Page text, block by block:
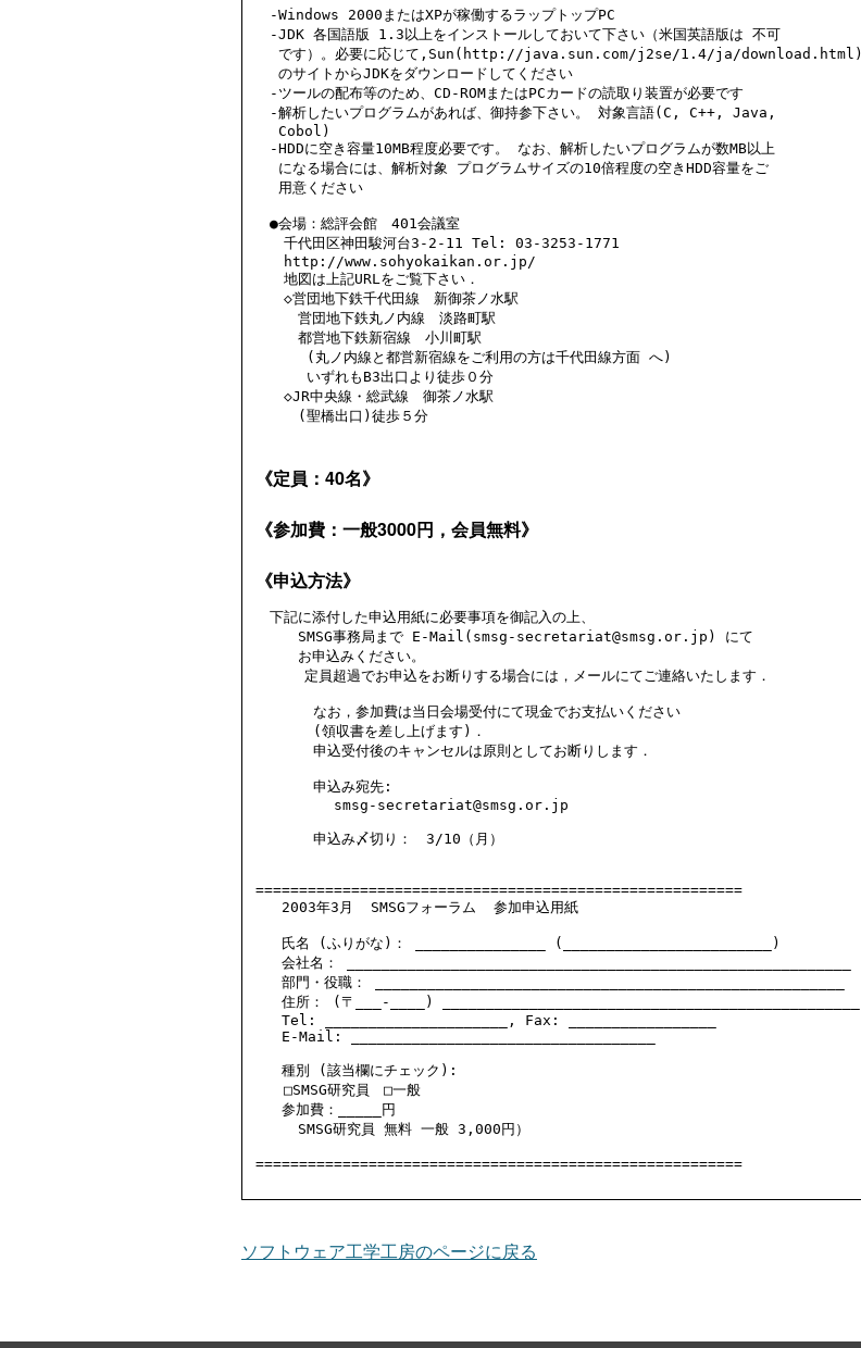
-Windows 2000またはXPが稼働するラップトップPC
-JDK 各国語版 1.3以上をインストールしておいて下さい（米国英語版は 不可
です）。必要に応じて,Sun(http://java.sun.com/j2se/1.4/ja/download.html)
のサイトからJDKをダウンロードしてください
-ツールの配布等のため、CD-ROMまたはPCカードの読取り装置が必要です
-解析したいプログラムがあれば、御持参下さい。 対象言語(C, C++, Java,
Cobol)
-HDDに空き容量10MB程度必要です。 なお、解析したいプログラムが数MB以上
になる場合には、解析対象 プログラムサイズの10倍程度の空きHDD容量をご
用意ください
●会場：総評会館　401会議室
千代田区神田駿河台3-2-11 Tel: 03-3253-1771
http://www.sohyokaikan.or.jp/
地図は上記URLをご覧下さい．
◇営団地下鉄千代田線　新御茶ノ水駅
営団地下鉄丸ノ内線　淡路町駅
都営地下鉄新宿線　小川町駅
(丸ノ内線と都営新宿線をご利用の方は千代田線方面 へ)
いずれもB3出口より徒歩０分
◇JR中央線・総武線　御茶ノ水駅
《定員：40名》
《参加費：一般3000円，会員無料》
《申込方法》
下記に添付した申込用紙に必要事項を御記入の上、
SMSG事務局まで E-Mail(smsg-secretariat@smsg.or.jp) にて
お申込みください。
定員超過でお申込をお断りする場合には，メールにてご連絡いたします．
なお，参加費は当日会場受付にて現金でお支払いください
(領収書を差し上げます)．
申込受付後のキャンセルは原則としてお断りします．
申込み宛先:
         smsg-secretariat@smsg.or.jp
申込み〆切り：　3/10（月）
========================================================
   2003年3月  SMSGフォーラム  参加申込用紙
   氏名 (ふりがな)： _______________ (________________________)
   会社名： __________________________________________________________
   部門・役職： ______________________________________________________
   住所： (〒___-____) ________________________________________________
   Tel: _____________________, Fax: _________________
   E-Mail: ___________________________________
   種別 (該当欄にチェック):
□SMSG研究員　□一般
   参加費：_____円
SMSG研究員 無料 一般 3,000円）
ソフトウェア工学工房のページに戻る